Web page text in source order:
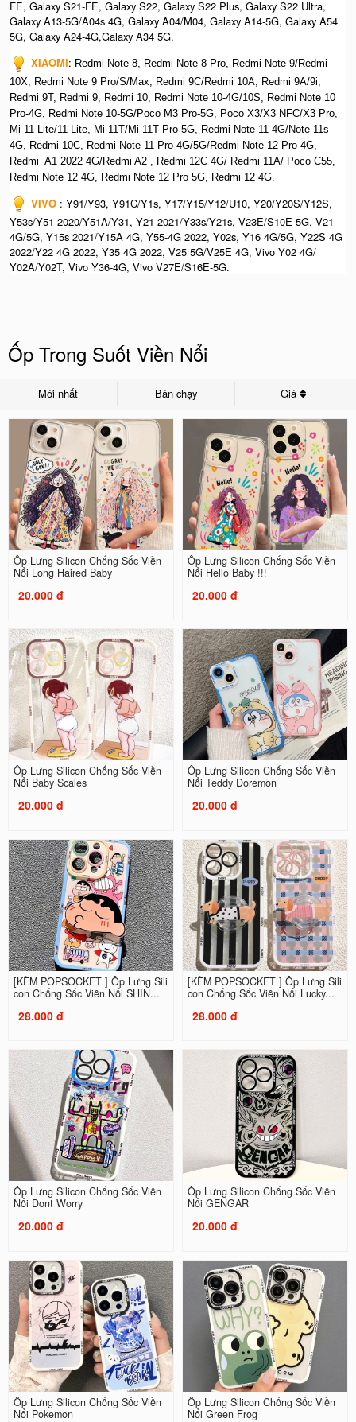
FE, Galaxy S21-FE, Galaxy S22, Galaxy S22 Plus, Galaxy S22 Ultra,
Galaxy A13-5G/A04s 4G, Galaxy A04/M04, Galaxy A14-5G, Galaxy A54
5G, Galaxy A24-4G,Galaxy A34 5G.
XIAOMI: Redmi Note 8, Redmi Note 8 Pro, Redmi Note 9/Redmi
10X, Redmi Note 9 Pro/S/Max, Redmi 9C/Redmi 10A, Redmi 9A/9i,
Redmi 9T, Redmi 9, Redmi 10, Redmi Note 10-4G/10S, Redmi Note 10
Pro-4G, Redmi Note 10-5G/Poco M3 Pro-5G, Poco X3/X3 NFC/X3 Pro,
Mi 11 Lite/11 Lite, Mi 11T/Mi 11T Pro-5G, Redmi Note 11-4G/Note 11s-
4G, Redmi 10C, Redmi Note 11 Pro 4G/5G/Redmi Note 12 Pro 4G,
Redmi A1 2022 4G/Redmi A2 , Redmi 12C 4G/ Redmi 11A/ Poco C55,
Redmi Note 12 4G, Redmi Note 12 Pro 5G, Redmi 12 4G.
VIVO : Y91/Y93, Y91C/Y1s, Y17/Y15/Y12/U10, Y20/Y20S/Y12S,
Y53s/Y51 2020/Y51A/Y31, Y21 2021/Y33s/Y21s, V23E/S10E-5G, V21
4G/5G, Y15s 2021/Y15A 4G, Y55-4G 2022, Y02s, Y16 4G/5G, Y22S 4G
2022/Y22 4G 2022, Y35 4G 2022, V25 5G/V25E 4G, Vivo Y02 4G/
Y02A/Y02T, Vivo Y36-4G, Vivo V27E/S16E-5G.
Ốp Trong Suốt Viền Nổi
Mới nhất Bán chạy Giá
Ốp Lưng Silicon Chống Sốc Viền
Nổi Long Haired Baby
20.000 đ
Ốp Lưng Silicon Chống Sốc Viền
Nổi Hello Baby !!!
20.000 đ
Ốp Lưng Silicon Chống Sốc Viền
Nổi Baby Scales
20.000 đ
Ốp Lưng Silicon Chống Sốc Viền
Nổi Teddy Doremon
20.000 đ
[KÈM POPSOCKET ] Ốp Lưng Sili
con Chống Sốc Viền Nổi SHIN...
28.000 đ
[KÈM POPSOCKET ] Ốp Lưng Sili
con Chống Sốc Viền Nổi Lucky...
28.000 đ
Ốp Lưng Silicon Chống Sốc Viền
Nổi Dont Worry
20.000 đ
Ốp Lưng Silicon Chống Sốc Viền
Nổi GENGAR
20.000 đ
Ốp Lưng Silicon Chống Sốc Viền
Nổi Pokemon
Ốp Lưng Silicon Chống Sốc Viền
Nổi Green Frog